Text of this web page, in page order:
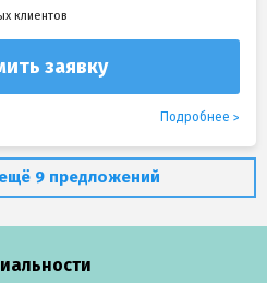
клиентов
заявку
Подробнее
9 предложений